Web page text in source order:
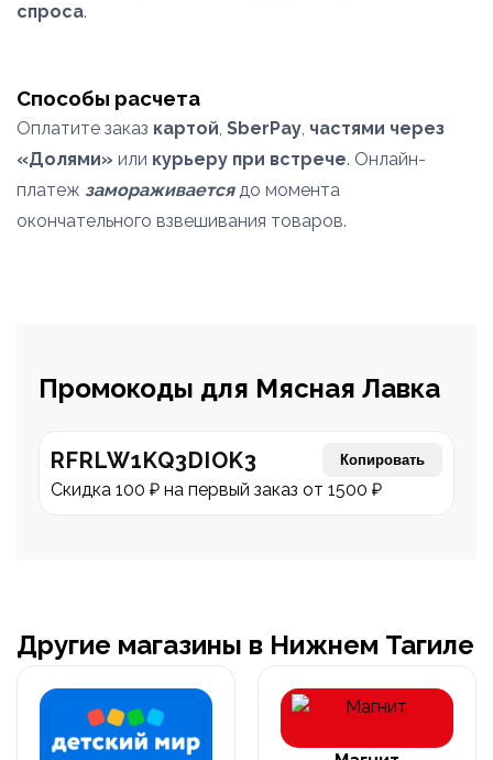
спроса.
Способы расчета
Оплатите заказ картой, SberPay, частями через
«Долями» или курьеру при встрече. Онлайн-
платеж замораживаетсядо момента
окончательного взвешивания товаров.
Промокоды для Мясная Лавка
RFRLW1KQ3DIOK3 Копировать
Скидка 100 ₽ на первый заказ от 1500 ₽
Другие магазины в Нижнем Тагиле